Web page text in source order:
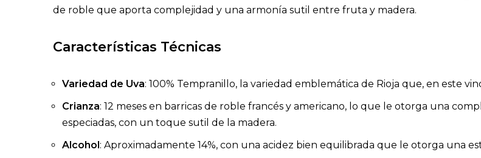
de roble que aporta complejidad y una armonía sutil entre fruta y madera.
Características Técnicas
Variedad de Uva: 100% Tempranillo, la variedad emblemática de Rioja que, en este
Crianza: 12 meses en barricas de roble francés y americano, lo que le otorga una
especiadas, con un toque sutil de la madera.
Alcohol: Aproximadamente 14%, con una acidez bien equilibrada que le otorga una